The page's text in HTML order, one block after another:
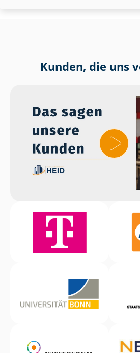
Kunden, die uns